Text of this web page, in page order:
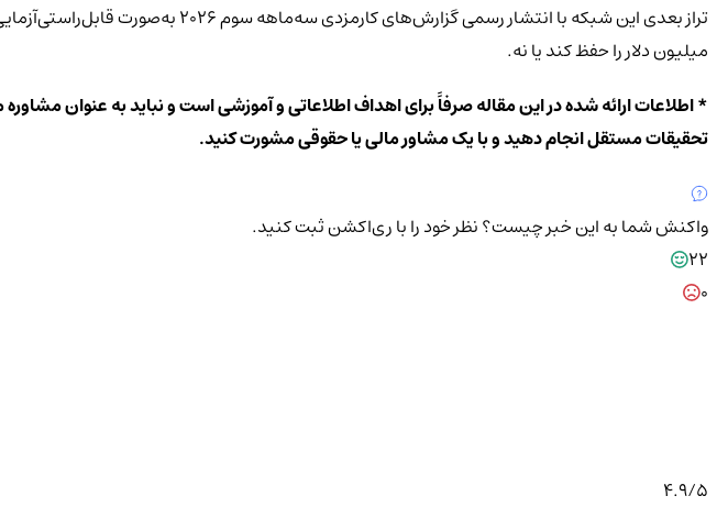
میلیون دلار را حفظ کند یا نه.
* اطلاعات ارائه شده در این مقاله صرفاً برای اهداف اطلاعاتی و آموزشی است و نباید به عنوان
تحقیقات مستقل انجام دهید و با یک مشاور مالی یا حقوقی مشورت کنید.
واکنش شما به این خبر چیست؟نظر خود را با ری‌اکشن ثبت کنید.
22
0
4.9/5